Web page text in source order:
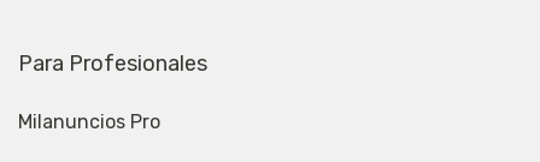
Para Profesionales
Milanuncios Pro